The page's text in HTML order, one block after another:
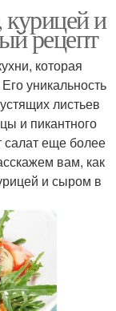
курицей и
рецепт
которая
уникальность
листьев
и пикантного
салат еще более
вам, как
и сыром в